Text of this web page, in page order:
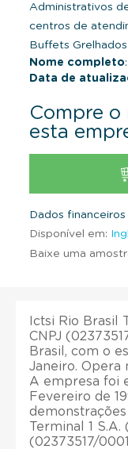
Administrativos
centros de
Buffets
Nome completo
Data de
Compre o
esta
Dados
Disponível em:
Baixe uma
Ictsi Rio Brasil
CNPJ
Brasil, com o
Janeiro. Opera
A empresa foi
Fevereiro de
demonstrações
Terminal 1 S.A.
(02373517/